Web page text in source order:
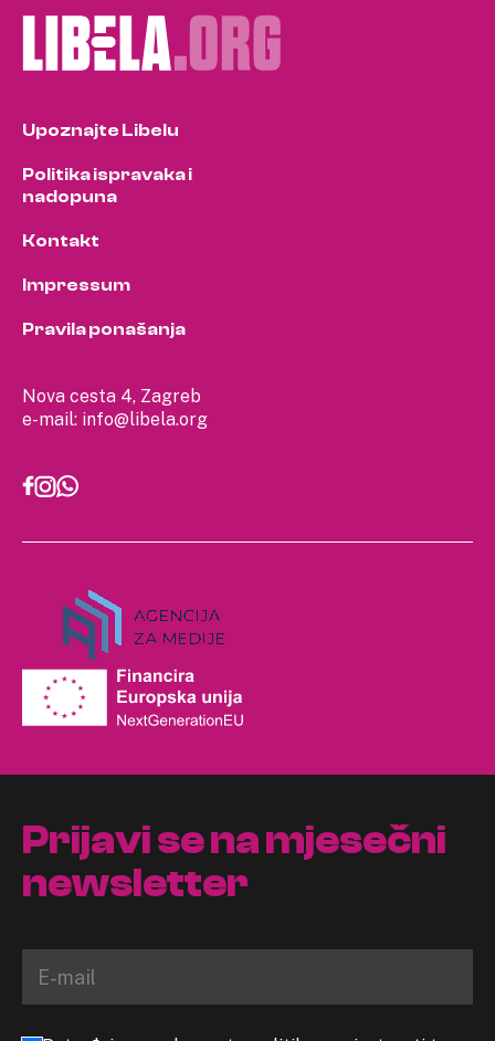
Nova cesta 4, Zagreb
e-mail: info@libela.org
Upoznajte Libelu
Politika ispravaka i
nadopuna
Kontakt
Impressum
Pravila ponašanja
Prijavi se na mjesečni
newsletter